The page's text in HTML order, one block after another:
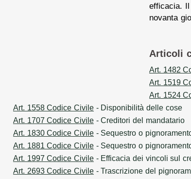
efficacia. Il
novanta
Articoli
Art. 1482
Art. 1519
Art. 1524
Art. 1558 Codice Civile - Disponibilità delle cose
Art. 1707 Codice Civile - Creditori del mandatario
Art. 1830 Codice Civile - Sequestro o
Art. 1881 Codice Civile - Sequestro o
Art. 1997 Codice Civile - Efficacia dei vincoli sul
Art. 2693 Codice Civile - Trascrizione del